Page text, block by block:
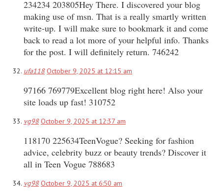
234234 203805Hey There. I discovered your blog
making use of msn. That is a really smartly written
write-up. I will make sure to bookmark it and come
back to read a lot more of your helpful info. Thanks
for the post. I will definitely return. 746242
ufa118 October 9, 2025 at 12:15 am
97166 769779Excellent blog right here! Also your
site loads up fast! 310752
vg98 October 9, 2025 at 12:37 am
118170 225634TeenVogue? Seeking for fashion
advice, celebrity buzz or beauty trends? Discover it
all in Teen Vogue 788683
vg98 October 9, 2025 at 6:50 am